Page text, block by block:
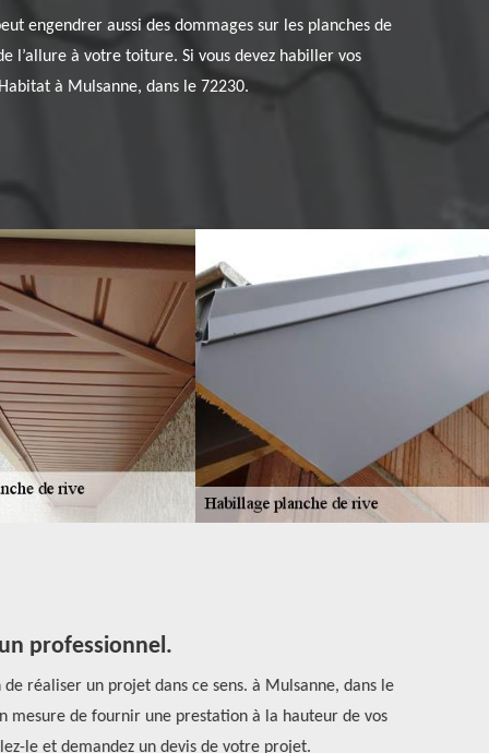
engendrer aussi des dommages sur les planches de
l’allure à votre toiture. Si vous devez habiller vos
à Mulsanne, dans le 72230.
professionnel.
réaliser un projet dans ce sens. à Mulsanne, dans le
mesure de fournir une prestation à la hauteur de vos
le et demandez un devis de votre projet.